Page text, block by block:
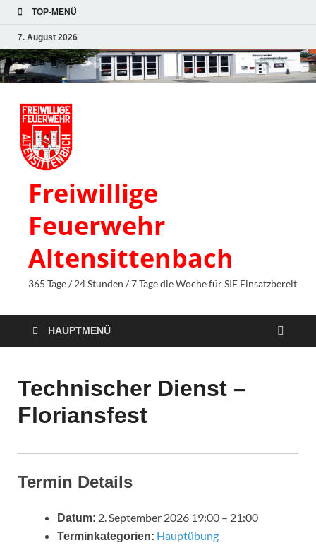
TOP-MENÜ
7. August 2026
Freiwillige
Feuerwehr
Altensittenbach
365 Tage / 24 Stunden / 7 Tage die Woche für SIE Einsatzbereit
HAUPTMENÜ
Technischer Dienst –
Floriansfest
Termin Details
Datum: 2. September 2026 19:00 – 21:00
Terminkategorien: Hauptübung